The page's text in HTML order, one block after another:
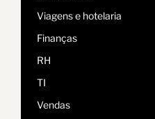
Viagens e hotelaria
Finanças
RH
TI
Vendas